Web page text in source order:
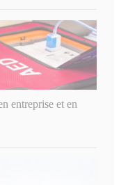
entreprise et en